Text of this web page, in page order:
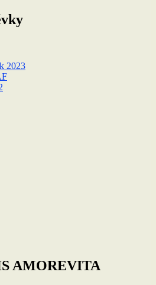
2023
AMOREVITA